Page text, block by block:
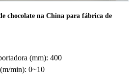
chocolate na China para fábrica de
(mm): 400
min): 0~10